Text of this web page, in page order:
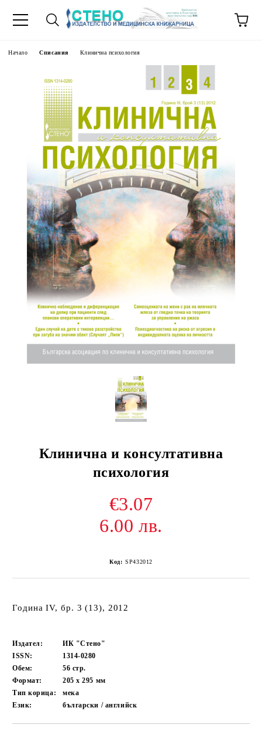
Начало Списания Клинична психология
Клинична и консултативна
психология
€3.07
6.00 лв.
Код: SP432012
Година IV, бр. 3 (13), 2012
Издател:
ИК "Стено"
ISSN:
1314-0280
Обем:
56 стр.
Формат:
205 x 295 мм
Тип корица:
мека
Език:
български / английск